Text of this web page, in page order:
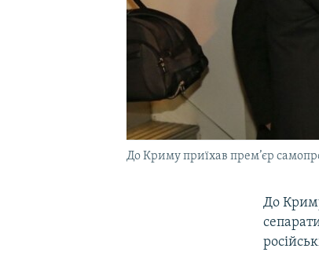
До Криму приїхав прем’єр
До